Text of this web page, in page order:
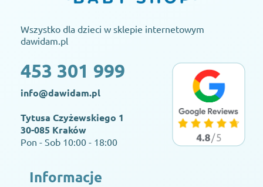
Wszystko dla dzieci w sklepie internetowym
dawidam.pl
453 301 999
info@dawidam.pl
Tytusa Czyżewskiego 1
30-085 Kraków
Pon - Sob 10:00 - 18:00
Informacje